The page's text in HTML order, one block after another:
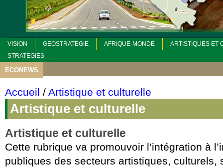
VISION GEOSTRATEGIE AFRIQUE-MONDE
ARTISTIQUES ET
STRATEGIES
ECONEWS
Accueil / Artistique et culturelle
Artistique et culturelle
Artistique et culturelle
Cette rubrique va promouvoir l’intégration à
publiques des secteurs artistiques, culturels,